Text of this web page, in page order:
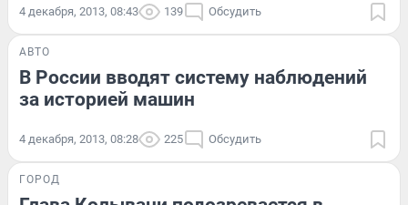
4 декабря, 2013, 08:43 139 Обсудить
АВТО
В России вводят систему наблюдений
за историей машин
4 декабря, 2013, 08:28 225 Обсудить
ГОРОД